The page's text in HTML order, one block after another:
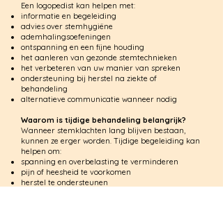
Een logopedist kan helpen met:
informatie en begeleiding
advies over stemhygiëne
ademhalingsoefeningen
ontspanning en een fijne houding
het aanleren van gezonde stemtechnieken
het verbeteren van uw manier van spreken
ondersteuning bij herstel na ziekte of
behandeling
alternatieve communicatie wanneer nodig
Waarom is tijdige behandeling belangrijk?
Wanneer stemklachten lang blijven bestaan,
kunnen ze erger worden. Tijdige begeleiding kan
helpen om:
spanning en overbelasting te verminderen
pijn of heesheid te voorkomen
herstel te ondersteunen